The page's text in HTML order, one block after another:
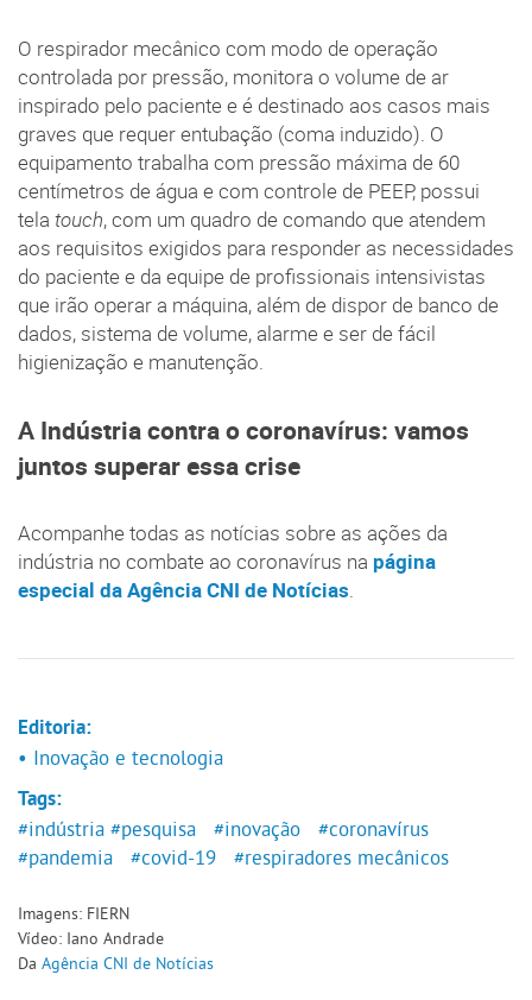
O respirador mecânico com modo de operação
controlada por pressão, monitora o volume de ar
inspirado pelo paciente e é destinado aos casos mais
graves que requer entubação (coma induzido). O
equipamento trabalha com pressão máxima de 60
centímetros de água e com controle de PEEP, possui
tela touch, com um quadro de comando que atendem
aos requisitos exigidos para responder as necessidades
do paciente e da equipe de profissionais intensivistas
que irão operar a máquina, além de dispor de banco de
dados, sistema de volume, alarme e ser de fácil
higienização e manutenção.
A Indústria contra o coronavírus: vamos
juntos superar essa crise
Acompanhe todas as notícias sobre as ações da
indústria no combate ao coronavírus na página
especial da Agência CNI de Notícias.
Editoria:
• Inovação e tecnologia
Tags:
#indústria #pesquisa #inovação
#coronavírus
#pandemia
#covid-19 #respiradores mecânicos
Imagens: FIERN
Vídeo: Iano Andrade
Da Agência CNI de Notícias